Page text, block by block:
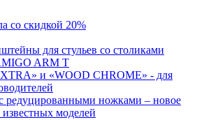
со скидкой 20%
для стульев со столиками
ARM T
и «WOOD CHROME» - для
редуцированными ножками – новое
моделей